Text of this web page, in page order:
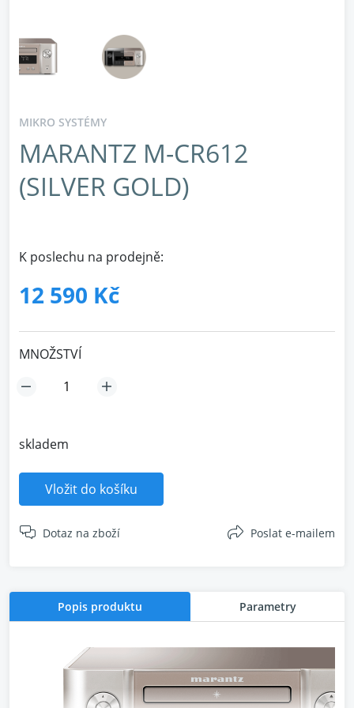
MIKRO SYSTÉMY
MARANTZ M-CR612
(SILVER GOLD)
K poslechu na prodejně:
12 590 Kč
MNOŽSTVÍ
skladem
Vložit do košíku
Dotaz na zboží Poslat e-mailem
Popis produktu Parametry